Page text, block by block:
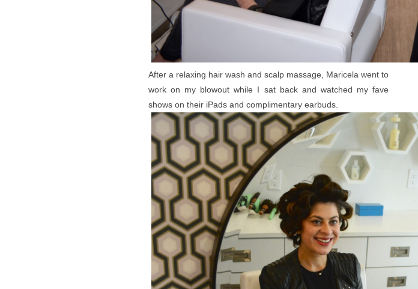
After a relaxing hair wash and scalp massage, Maricela went to
work on my blowout while I sat back and watched my fave
shows on their iPads and complimentary earbuds.